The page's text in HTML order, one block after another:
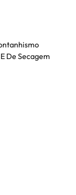
De Secagem